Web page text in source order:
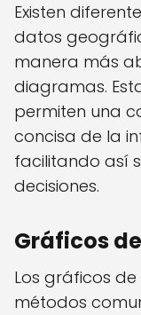
Existen
datos
manera más
diagramas.
permiten una
concisa de la
facilitando así
decisiones.
Gráficos
Los gráficos
métodos